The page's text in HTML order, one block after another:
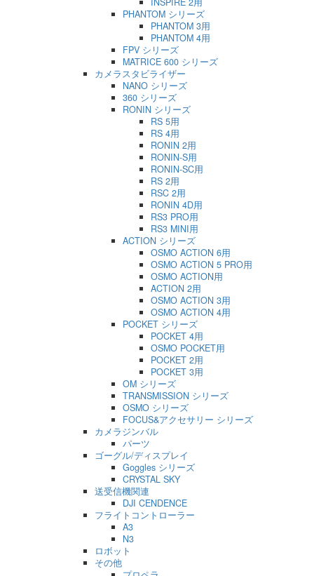
PHANTOM シリーズ
PHANTOM 3用
PHANTOM 4用
FPV シリーズ
MATRICE 600 シリーズ
カメラスタビライザー
NANO シリーズ
360 シリーズ
RONIN シリーズ
RS 5用
RS 4用
RONIN 2用
RONIN-S用
RONIN-SC用
RS 2用
RSC 2用
RONIN 4D用
RS3 PRO用
RS3 MINI用
ACTION シリーズ
OSMO ACTION 6用
OSMO ACTION 5 PRO用
OSMO ACTION用
ACTION 2用
OSMO ACTION 3用
OSMO ACTION 4用
POCKET シリーズ
POCKET 4用
OSMO POCKET用
POCKET 2用
POCKET 3用
OM シリーズ
TRANSMISSION シリーズ
OSMO シリーズ
FOCUS&アクセサリー シリーズ
カメラジンバル
パーツ
ゴーグル/ディスプレイ
Goggles シリーズ
CRYSTAL SKY
送受信機関連
DJI CENDENCE
フライトコントローラー
A3
N3
ロボット
その他